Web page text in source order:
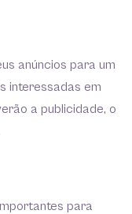
anúncios para um
interessadas em
a publicidade, o
para